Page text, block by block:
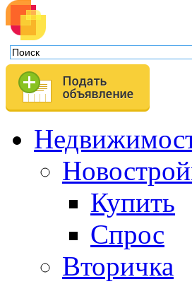
Купить
Спрос
Вторичка